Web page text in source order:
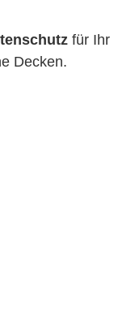
für Ihr
Decken.